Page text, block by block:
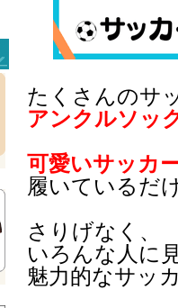
たくさんのサ
アンクルソッ
可愛いサッカ
履いているだ
さりげなく、
いろんな人に
魅力的なサッ